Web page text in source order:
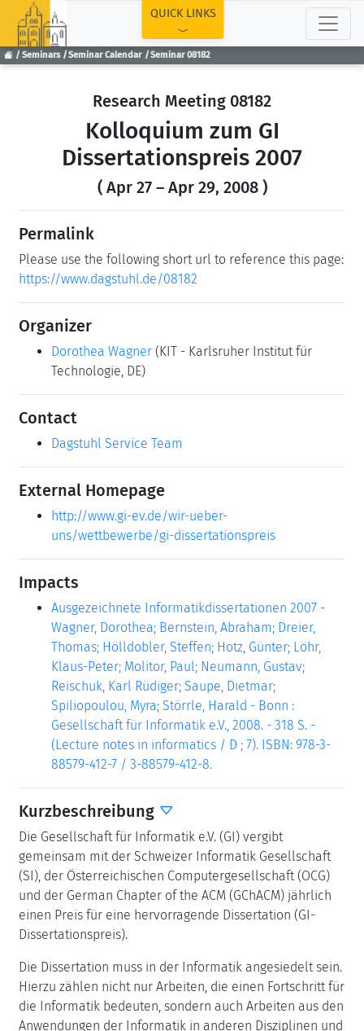
Seminars Seminar Calendar Seminar 08182
QUICK LINKS
Research Meeting 08182
Kolloquium zum GI
Dissertationspreis 2007
( Apr 27 – Apr 29, 2008 )
Permalink
Please use the following short url to reference this page:
https://www.dagstuhl.de/08182
Organizer
Dorothea Wagner (KIT - Karlsruher Institut für
Technologie, DE)
Contact
Dagstuhl Service Team
External Homepage
http://www.gi-ev.de/wir-ueber-
uns/wettbewerbe/gi-dissertationspreis
Impacts
Ausgezeichnete Informatikdissertationen 2007 -
Wagner, Dorothea; Bernstein, Abraham; Dreier,
Thomas; Hölldobler, Steffen; Hotz, Günter; Löhr,
Klaus-Peter; Molitor, Paul; Neumann, Gustav;
Reischuk, Karl Rüdiger; Saupe, Dietmar;
Spiliopoulou, Myra; Störrle, Harald - Bonn :
Gesellschaft für Informatik e.V., 2008. - 318 S. -
(Lecture notes in informatics / D ; 7). ISBN: 978-3-
88579-412-7 / 3-88579-412-8.
Kurzbeschreibung
Die Gesellschaft für Informatik e.V. (GI) vergibt
gemeinsam mit der Schweizer Informatik Gesellschaft
(SI), der Österreichischen Computergesellschaft (OCG)
und der German Chapter of the ACM (GChACM) jährlich
einen Preis für eine hervorragende Dissertation (GI-
Dissertationspreis).
Die Dissertation muss in der Informatik angesiedelt sein.
Hierzu zählen nicht nur Arbeiten, die einen Fortschritt für
die Informatik bedeuten, sondern auch Arbeiten aus den
Anwendungen der Informatik in anderen Disziplinen und